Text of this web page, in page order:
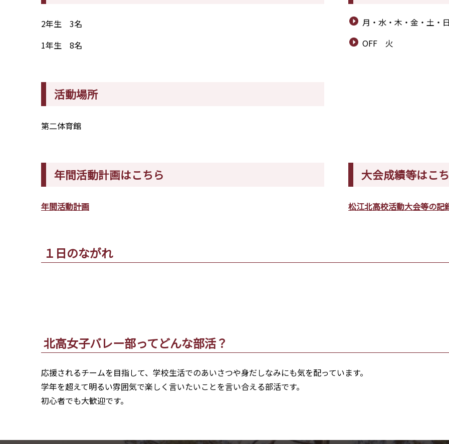
2年生 3名
1年生 8名
月・水・木・金・土
OFF 火
活動場所
第二体育館
年間活動計画はこちら
年間活動計画
大会成績等はこ
松江北高校活動大会等の記
１日のながれ
北高女子バレー部ってどんな部活？
応援されるチームを目指して、学校生活でのあいさつや身だしなみにも気を配っています。
学年を超えて明るい雰囲気で楽しく言いたいことを言い合える部活です。
初心者でも大歓迎です。